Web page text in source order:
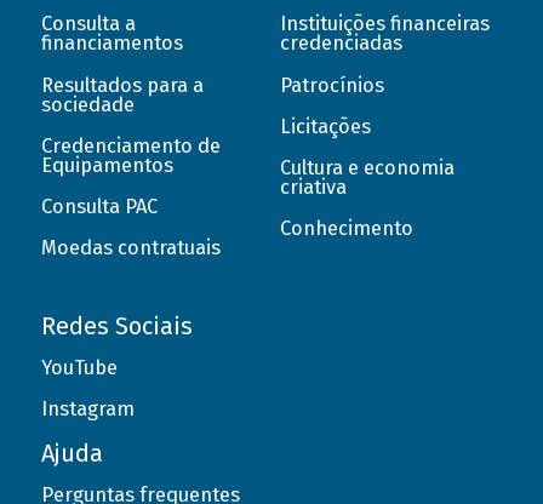
Consulta a
financiamentos
Resultados para a
sociedade
Credenciamento de
Equipamentos
Consulta PAC
Moedas contratuais
Instituições financeiras
credenciadas
Patrocínios
Licitações
Cultura e economia
criativa
Conhecimento
Redes Sociais
YouTube
Instagram
Ajuda
Perguntas frequentes